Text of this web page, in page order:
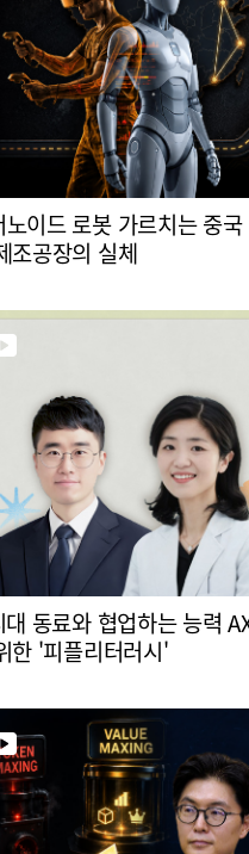
노이드 로봇 가르치는 중국
조공장의 실체
동료와 협업하는 능력
한 '피플리터러시'